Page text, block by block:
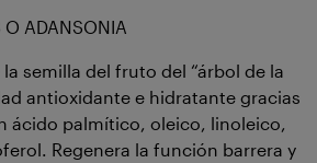
O ADANSONIA
semilla del fruto del “árbol de la
antioxidante e hidratante gracias
ácido palmítico, oleico, linoleico,
Regenera la función barrera y